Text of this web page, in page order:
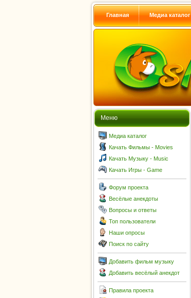
Главная Медиа каталог
Меню
Медиа каталог
Качать Фильмы - Movies
Качать Музыку - Music
Качать Игры - Game
Форум проекта
Весёлые анекдоты
Вопросы и ответы
Топ пользователи
Наши опросы
Поиск по сайту
Добавить фильм музыку
Добавить весёлый анекдот
Правила проекта